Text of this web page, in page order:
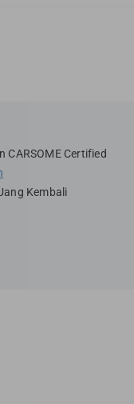
CARSOME Certified
Kembali